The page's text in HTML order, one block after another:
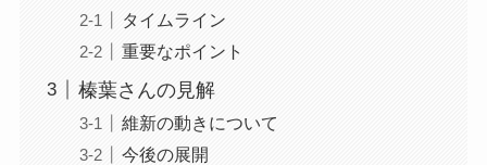
タイムライン
重要なポイント
榛葉さんの見解
維新の動きについて
今後の展開